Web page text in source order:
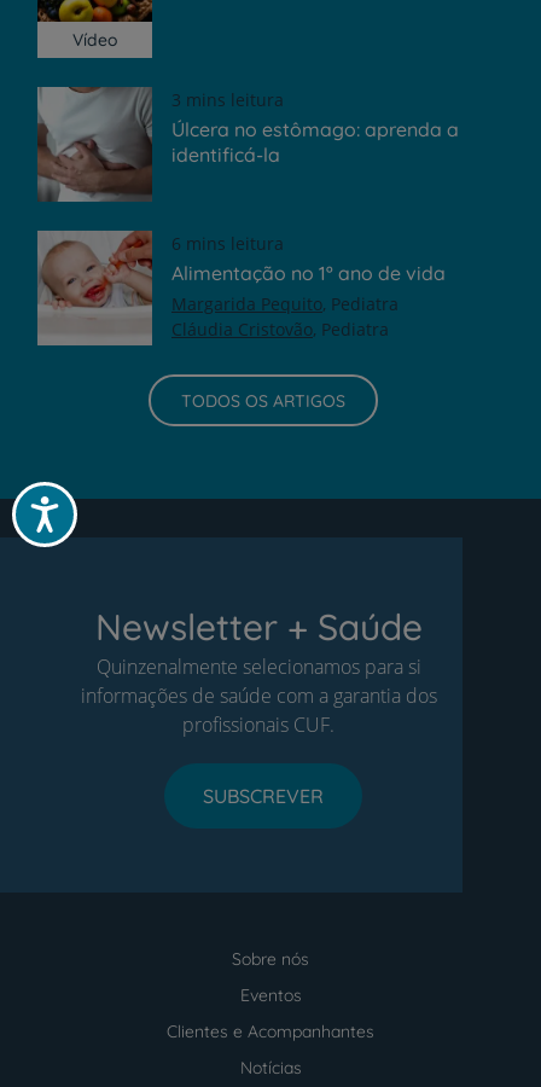
Acessibilidade
Vídeo
3 mins leitura
Úlcera no estômago: aprenda a
identificá-la
6 mins leitura
Alimentação no 1º ano de vida
Margarida Pequito Pediatra
Cláudia Cristovão Pediatra
TODOS OS ARTIGOS
Newsletter + Saúde
Quinzenalmente selecionamos para si
informações de saúde com a garantia dos
profissionais CUF.
SUBSCREVER
Sobre nós
Eventos
Clientes e Acompanhantes
Notícias